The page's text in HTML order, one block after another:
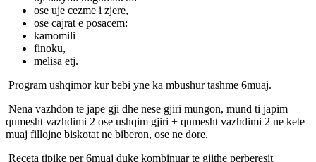
ose uje cezme i zjere,
ose cajrat e posacem:
kamomili
finoku,
melisa etj.
Program ushqimor kur bebi yne ka mbushur tashme 6muaj.
Nena vazhdon te jape gji dhe nese gjiri mungon, mund ti japim
qumesht vazhdimi 2 ose ushqim gjiri + qumesht vazhdimi 2 ne kete
muaj fillojne biskotat ne biberon, ose ne dore.
Receta tipike per 6muaj duke kombinuar te gjithe perberesit